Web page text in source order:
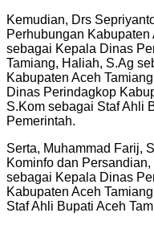
Kemudian, Drs
Perhubungan Kabupaten
sebagai Kepala Dinas
Tamiang, Haliah, S.Ag
Kabupaten Aceh
Dinas Perindagkop
S.Kom sebagai Staf Ahli
Pemerintah.
Serta, Muhammad Farij,
Kominfo dan
sebagai Kepala Dinas
Kabupaten Aceh
Staf Ahli Bupati Aceh